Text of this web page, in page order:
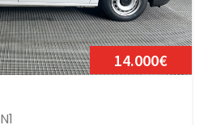
14.000€